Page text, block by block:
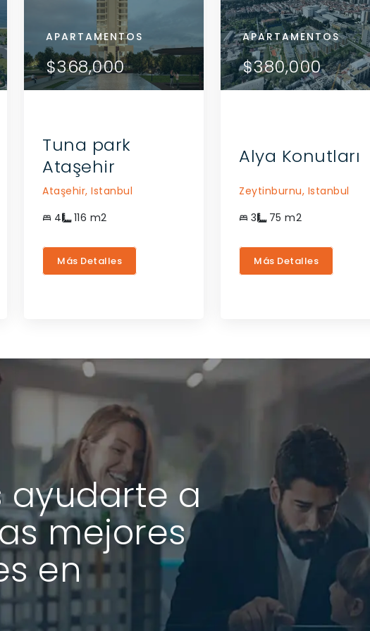
APARTAMENTOS
$452,000
APARTAMENTOS
$452,000
APARTAMENTOS
$368,000
APARTAMENTOS
$368,000
Tuna park
Ataşehir
Ataşehir, Istanbul
4
116 m2
Más Detalles
VER DETALLES
CONTACTE AL
AGENTE
APARTAMENTOS
$380,000
Alya Konutları
Zeytinburnu, Istanbul
3
75 m2
Más Detalles
VER DETALLES
CONTACTE AL
AGENTE
ayudarte a
mejores
en